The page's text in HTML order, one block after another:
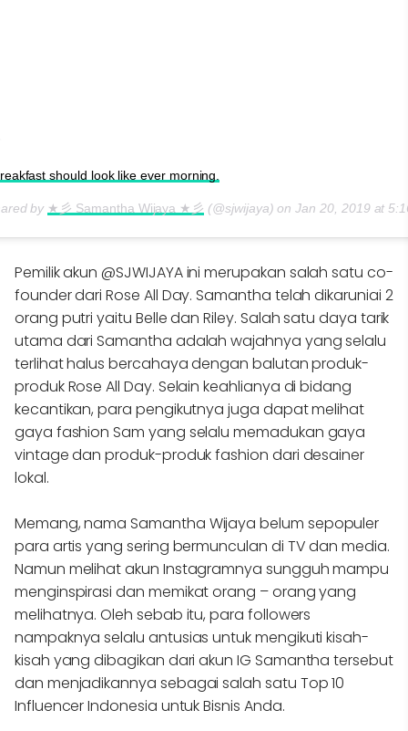
should look like ever morning.
by ★彡 Samantha Wijaya ★彡 (@sjwijaya) onJan 20, 2019 at
Pemilik akun @SJWIJAYA ini merupakan salah satu co-
founder dari Rose All Day. Samantha telah dikaruniai 2
orang putri yaitu Belle dan Riley. Salah satu daya tarik
utama dari Samantha adalah wajahnya yang selalu
terlihat halus bercahaya dengan balutan produk-
produk Rose All Day. Selain keahlianya di bidang
kecantikan, para pengikutnya juga dapat melihat
gaya fashion Sam yang selalu memadukan gaya
vintage dan produk-produk fashion dari desainer
lokal.
Memang, nama Samantha Wijaya belum sepopuler
para artis yang sering bermunculan di TV dan media.
Namun melihat akun Instagramnya sungguh mampu
menginspirasi dan memikat orang – orang yang
melihatnya. Oleh sebab itu, para followers
nampaknya selalu antusias untuk mengikuti kisah-
kisah yang dibagikan dari akun IG Samantha tersebut
dan menjadikannya sebagai salah satu Top 10
Influencer Indonesia untuk Bisnis Anda.